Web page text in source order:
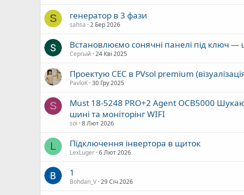
S генератор в 3 фази
sahsa 2 Бер 2026
Встановлюємо сонячні панелі під ключ —
Сергый 24 Кві 2025
Проектую СЕС в PVsol premium
PavloK 30 Гру 2025
S
Must 18-5248 PRO+2 Agent OCB5000
шині та моніторінг WIFI
soi 8 Лют 2026
L Підключення інвертора в щиток
LexLuger 6 Лют 2026
1
Bohdan_V 29 Січ 2026